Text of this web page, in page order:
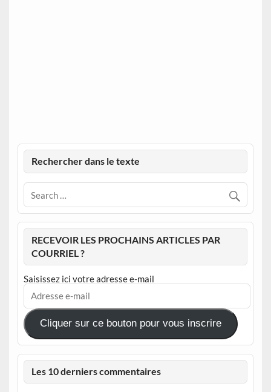
Rechercher dans le texte
RECEVOIR LES PROCHAINS ARTICLES PAR
COURRIEL ?
Saisissez ici votre adresse e-mail
Adresse
mail
Cliquer sur ce bouton pour vous inscrire
Les 10 derniers commentaires